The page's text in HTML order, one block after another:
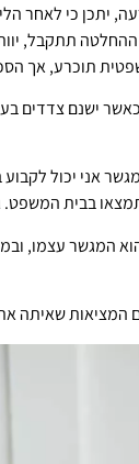
יתכן כי לאחר
ההחלטה תתקבל,
תוכרע, אך
ישנם צדדים
אני יכול
בבית המשפט.
המגשר עצמו,
שאיתה